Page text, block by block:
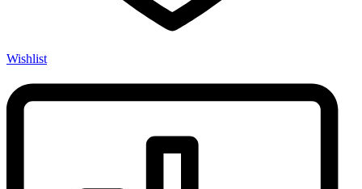
Wishlist